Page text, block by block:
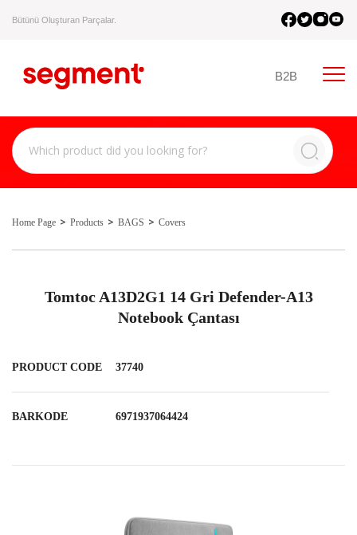
Bütünü Oluşturan Parçalar.
B2B
Home Page Products BAGS Covers
Tomtoc A13D2G1 14 Gri Defender-A13
Notebook Çantası
PRODUCT CODE 37740
BARKODE 6971937064424